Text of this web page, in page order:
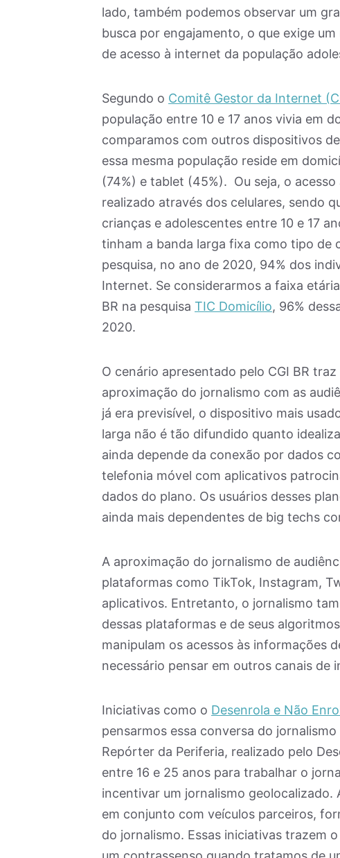
lado, também podemos observar um
busca por engajamento, o que exige
de acesso à internet da população
Segundo o Comitê Gestor da Internet
população entre 10 e 17 anos vivia em
comparamos com outros dispositivos
essa mesma população reside em
(74%) e tablet (45%). Ou seja, o
realizado através dos celulares, sendo
crianças e adolescentes entre 10 e 17
tinham a banda larga fixa como tipo de
pesquisa, no ano de 2020, 94% dos
Internet. Se considerarmos a faixa
BR na pesquisa TIC Domicílio, 96%
2020.
O cenário apresentado pelo CGI BR
aproximação do jornalismo com as
já era previsível, o dispositivo mais
larga não é tão difundido quanto
ainda depende da conexão por dados
telefonia móvel com aplicativos
dados do plano. Os usuários desses
ainda mais dependentes de big techs
A aproximação do jornalismo de
plataformas como TikTok, Instagram,
aplicativos. Entretanto, o jornalismo
dessas plataformas e de seus
manipulam os acessos às informações
necessário pensar em outros canais de
Iniciativas como o Desenrola e Não
pensarmos essa conversa do
Repórter da Periferia, realizado pelo
entre 16 e 25 anos para trabalhar o
incentivar um jornalismo geolocalizado.
em conjunto com veículos parceiros,
do jornalismo. Essas iniciativas trazem o